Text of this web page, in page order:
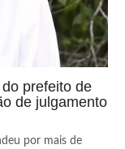
prefeito de
de julgamento
por mais de